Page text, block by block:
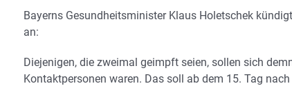
Bayerns Gesundheitsminister Klaus Holetschek
an:
Diejenigen, die zweimal geimpft seien, sollen sich
Kontaktpersonen waren. Das soll ab dem 15. Tag